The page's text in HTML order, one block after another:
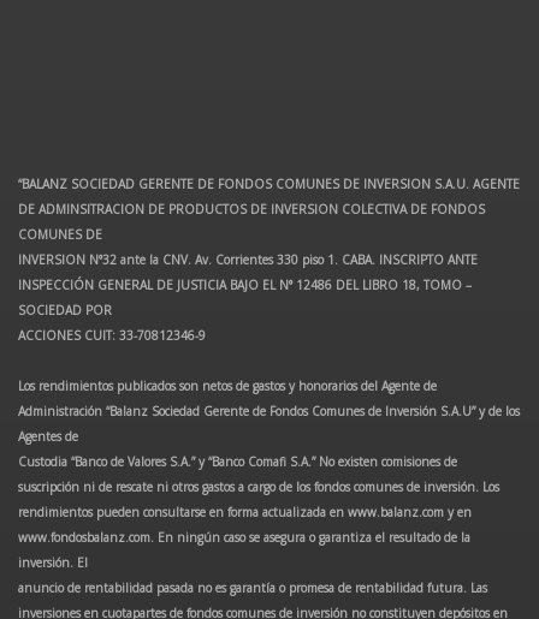
“BALANZ SOCIEDAD GERENTE DE FONDOS COMUNES DE INVERSION S.A.U. AGENTE
DE ADMINSITRACION DE PRODUCTOS DE INVERSION COLECTIVA DE FONDOS
COMUNES DE
INVERSION N°32 ante la CNV. Av. Corrientes 330 piso 1. CABA. INSCRIPTO ANTE
INSPECCIÓN GENERAL DE JUSTICIA BAJO EL N° 12486 DEL LIBRO 18, TOMO –
SOCIEDAD POR
ACCIONES CUIT: 33-70812346-9
Los rendimientos publicados son netos de gastos y honorarios del Agente de
Administración “Balanz Sociedad Gerente de Fondos Comunes de Inversión S.A.U” y de los
Agentes de
Custodia “Banco de Valores S.A.” y “Banco Comafi S.A.” No existen comisiones de
suscripción ni de rescate ni otros gastos a cargo de los fondos comunes de inversión. Los
rendimientos pueden consultarse en forma actualizada en www.balanz.com y en
www.fondosbalanz.com. En ningún caso se asegura o garantiza el resultado de la
inversión. El
anuncio de rentabilidad pasada no es garantía o promesa de rentabilidad futura. Las
inversiones en cuotapartes de fondos comunes de inversión no constituyen depósitos en